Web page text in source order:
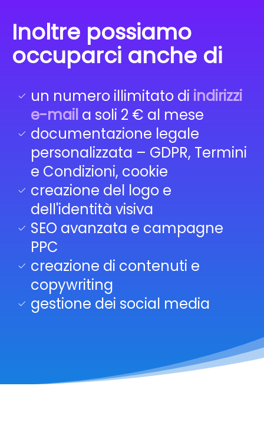
Inoltre possiamo
occuparci anche di
un numero illimitato di indirizzi
e-mail a soli 2 € al mese
documentazione legale
personalizzata – GDPR, Termini
e Condizioni, cookie
creazione del logo e
dell'identità visiva
SEO avanzata e campagne
PPC
creazione di contenuti e
copywriting
gestione dei social media